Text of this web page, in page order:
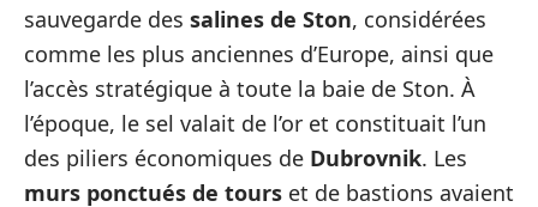
sauvegarde des salines de Ston, considérées
comme les plus anciennes d’Europe, ainsi que
l’accès stratégique à toute la baie de Ston. À
l’époque, le sel valait de l’or et constituait l’un
des piliers économiques de Dubrovnik. Les
murs ponctués de tours et de bastions avaient